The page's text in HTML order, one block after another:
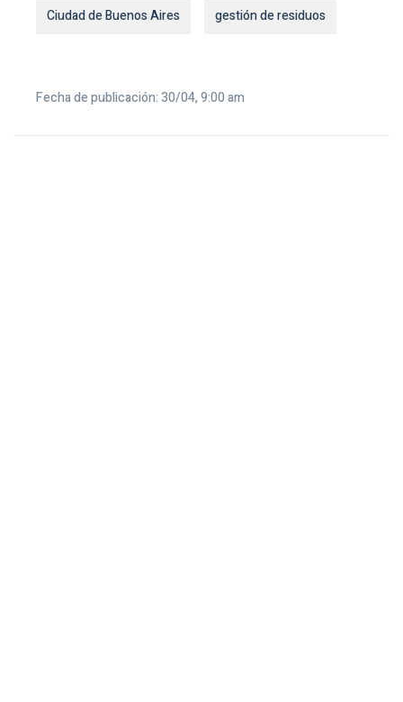
Ciudad de Buenos Aires gestión de residuos
Fecha de publicación: 30/04, 9:00 am